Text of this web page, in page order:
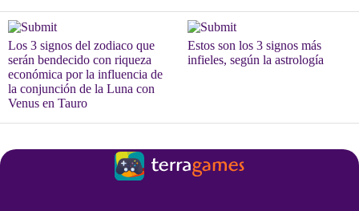
Los 3 signos del zodiaco que
serán bendecido con riqueza
económica por la influencia de
la conjunción de la Luna con
Venus en Tauro
Estos son los 3 signos más
infieles, según la astrología